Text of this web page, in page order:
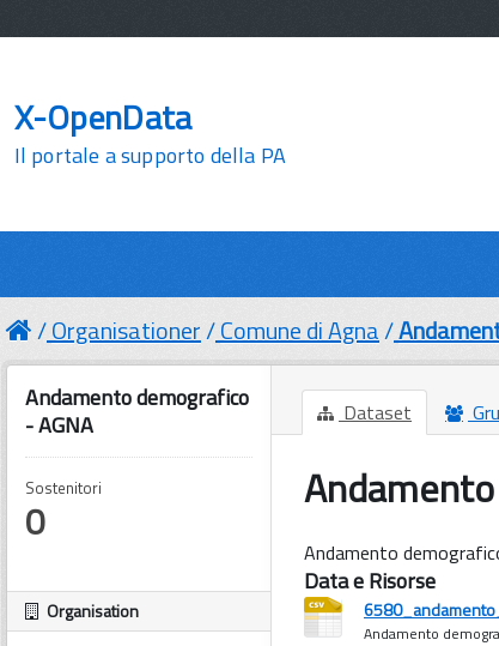
X-OpenData
Il portale a supporto della PA
Organisationer Comune di Agna
Dataset
Andamento
Data e Risorse
Andamento
Andamento demografico
- AGNA
Sostenitori
0
Organisation